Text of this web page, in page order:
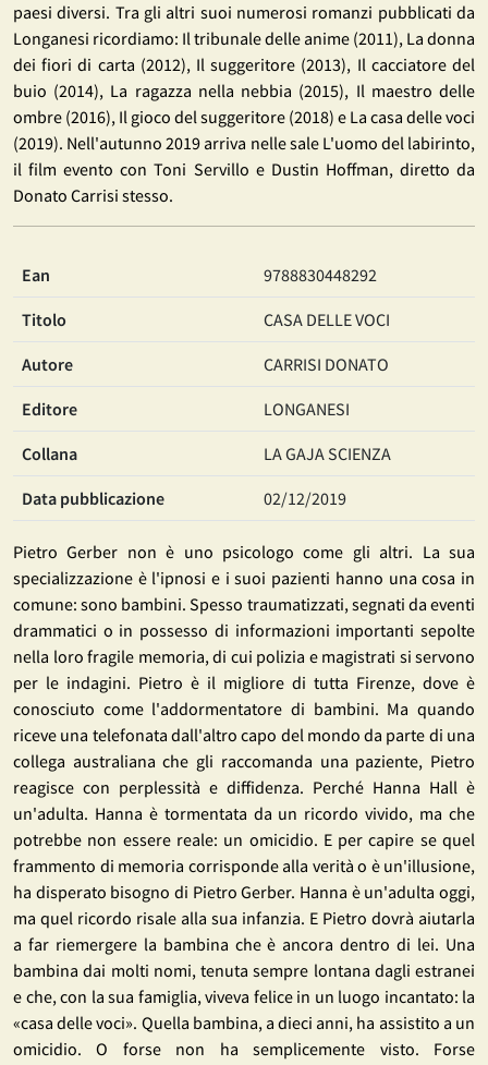
paesi diversi. Tra gli altri suoi numerosi romanzi pubblicati da
Longanesi ricordiamo: Il tribunale delle anime (2011), La donna
dei fiori di carta (2012), Il suggeritore (2013), Il cacciatore del
buio (2014), La ragazza nella nebbia (2015), Il maestro delle
ombre (2016), Il gioco del suggeritore (2018) e La casa delle voci
(2019). Nell'autunno 2019 arriva nelle sale L'uomo del labirinto,
il film evento con Toni Servillo e Dustin Hoffman, diretto da
Donato Carrisi stesso.
Ean 9788830448292
Titolo CASA DELLE VOCI
Autore CARRISI DONATO
Editore LONGANESI
Collana LA GAJA SCIENZA
Data pubblicazione 02/12/2019
Pietro Gerber non è uno psicologo come gli altri. La sua
specializzazione è l'ipnosi e i suoi pazienti hanno una cosa in
comune: sono bambini. Spesso traumatizzati, segnati da eventi
drammatici o in possesso di informazioni importanti sepolte
nella loro fragile memoria, di cui polizia e magistrati si servono
per le indagini. Pietro è il migliore di tutta Firenze, dove è
conosciuto come l'addormentatore di bambini. Ma quando
riceve una telefonata dall'altro capo del mondo da parte di una
collega australiana che gli raccomanda una paziente, Pietro
reagisce con perplessità e diffidenza. Perché Hanna Hall è
un'adulta. Hanna è tormentata da un ricordo vivido, ma che
potrebbe non essere reale: un omicidio. E per capire se quel
frammento di memoria corrisponde alla verità o è un'illusione,
ha disperato bisogno di Pietro Gerber. Hanna è un'adulta oggi,
ma quel ricordo risale alla sua infanzia. E Pietro dovrà aiutarla
a far riemergere la bambina che è ancora dentro di lei. Una
bambina dai molti nomi, tenuta sempre lontana dagli estranei
e che, con la sua famiglia, viveva felice in un luogo incantato: la
«casa delle voci». Quella bambina, a dieci anni, ha assistito a un
omicidio. O forse non ha semplicemente visto. Forse